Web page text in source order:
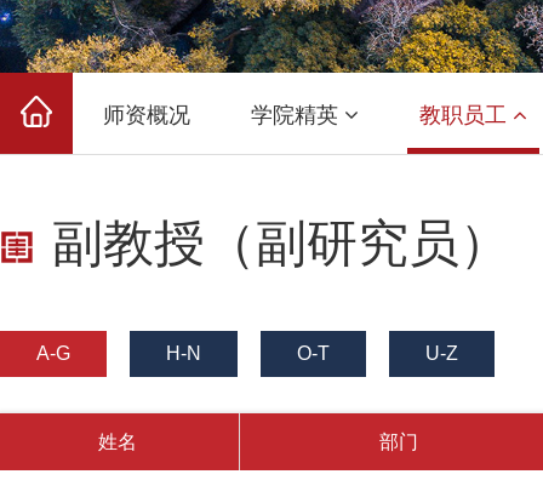
师资概况 学院精英 教职员工
副教授（副研究员）
A-G H-N O-T U-Z
姓名 部门